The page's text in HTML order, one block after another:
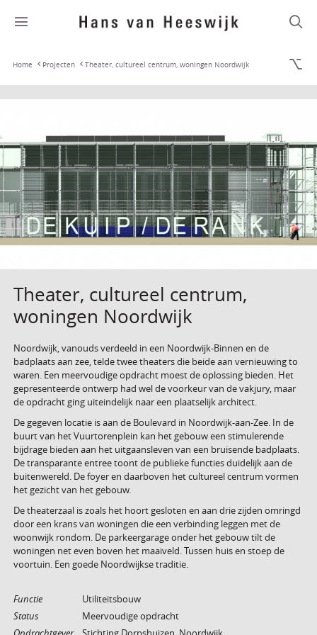
Home Projecten Theater, cultureel centrum, woningen Noordwijk
Theater, cultureel centrum,
woningen Noordwijk
Noordwijk, vanouds verdeeld in een Noordwijk-Binnen en de
badplaats aan zee, telde twee theaters die beide aan vernieuwing to
waren. Een meervoudige opdracht moest de oplossing bieden. Het
gepresenteerde ontwerp had wel de voorkeur van de vakjury, maar
de opdracht ging uiteindelijk naar een plaatselijk architect.
De gegeven locatie is aan de Boulevard in Noordwijk-aan-Zee. In de
buurt van het Vuurtorenplein kan het gebouw een stimulerende
bijdrage bieden aan het uitgaansleven van een bruisende badplaats.
De transparante entree toont de publieke functies duidelijk aan de
buitenwereld. De foyer en daarboven het cultureel centrum vormen
het gezicht van het gebouw.
De theaterzaal is zoals het hoort gesloten en aan drie zijden omringd
door een krans van woningen die een verbinding leggen met de
woonwijk rondom. De parkeergarage onder het gebouw tilt de
woningen net even boven het maaiveld. Tussen huis en stoep de
voortuin. Een goede Noordwijkse traditie.
Functie
Utiliteitsbouw
Status
Meervoudige opdracht